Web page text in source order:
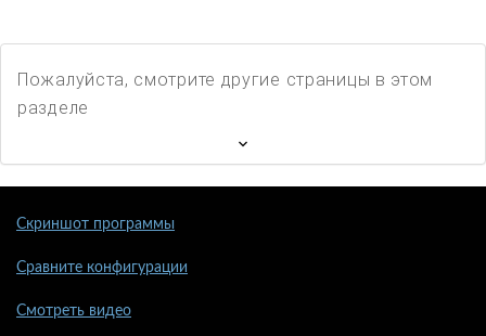
Пожалуйста, смотрите другие страницы в этом
разделе
Скриншот программы
Сравните конфигурации
Смотреть видео